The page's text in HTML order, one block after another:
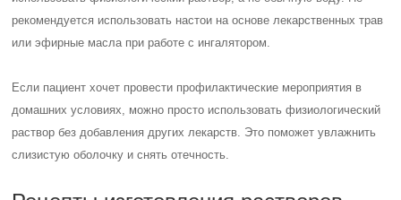
рекомендуется использовать настои на основе лекарственных трав
или эфирные масла при работе с ингалятором.
Если пациент хочет провести профилактические мероприятия в
домашних условиях, можно просто использовать физиологический
раствор без добавления других лекарств. Это поможет увлажнить
слизистую оболочку и снять отечность.